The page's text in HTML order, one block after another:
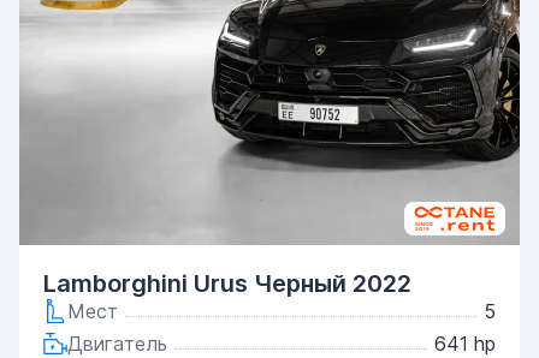
Lamborghini Urus Черный 2022
Мест
5
Двигатель
641 hp